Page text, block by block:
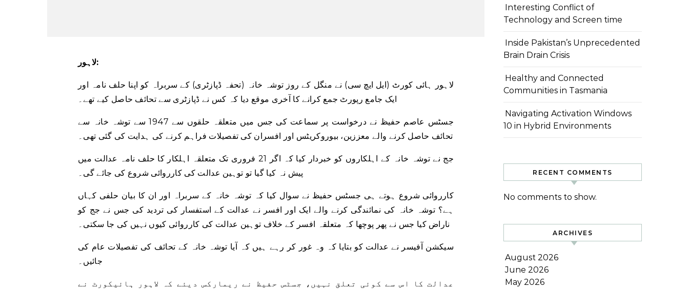
لاہور:
لاہور ہائی کورٹ (ایل ایچ سی) نے منگل کے روز توشہ خانہ (تحفہ ڈپازٹری) کے سربراہ کو اپنا حلف نامہ اور
ایک جامع رپورٹ جمع کرانے کا آخری موقع دیا کہ کس نے ڈپازٹری سے تحائف حاصل کیے تھے۔
جسٹس عاصم حفیظ نے درخواست پر سماعت کی جس میں متعلقہ حلقوں سے 1947 سے توشہ خانہ سے
تحائف حاصل کرنے والے معززین، بیوروکریٹس اور افسران کی تفصیلات فراہم کرنے کی ہدایت کی گئی تھی۔
جج نے توشہ خانہ کے اہلکاروں کو خبردار کیا کہ اگر 21 فروری تک متعلقہ اہلکار کا حلف نامہ عدالت میں
پیش نہ کیا گیا تو توہین عدالت کی کارروائی شروع کی جائے گی۔
کارروائی شروع ہوتے ہی جسٹس حفیظ نے سوال کیا کہ توشہ خانہ کے سربراہ اور ان کا بیان حلفی کہاں
ہے؟ توشہ خانہ کی نمائندگی کرنے والے ایک اور افسر نے عدالت کے استفسار کی تردید کی جس نے جج کو
ناراض کیا جس نے پھر پوچھا کہ متعلقہ افسر کے خلاف توہین عدالت کی کارروائی کیوں نہیں کی جا سکتی۔
سیکشن آفیسر نے عدالت کو بتایا کہ وہ غور کر رہے ہیں کہ آیا توشہ خانہ کے تحائف کی تفصیلات عام کی
جائیں۔
عدالت کا اس سے کوئی تعلق نہیں، جسٹس حفیظ نے ریمارکس دیئے کہ لاہور ہائیکورٹ نے
Interesting Conflict of
Technology and Screen time
Inside Pakistan’s Unprecedented
Brain Drain Crisis
Healthy and Connected
Communities in Tasmania
Navigating Activation Windows
10 in Hybrid Environments
RECENT COMMENTS
No comments to show.
ARCHIVES
August 2026
June 2026
May 2026